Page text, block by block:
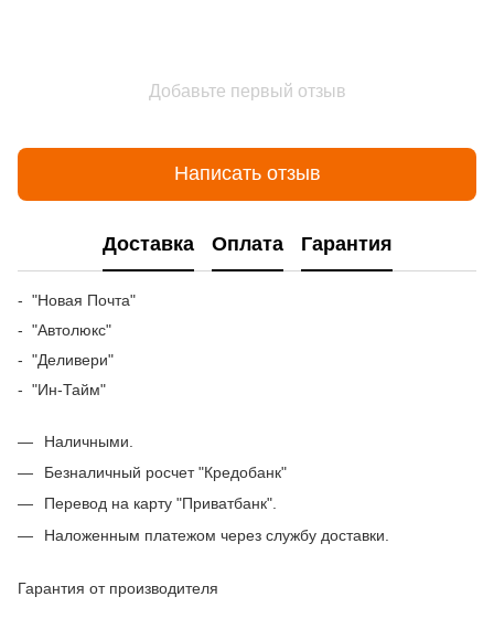
Добавьте первый отзыв
Написать отзыв
Доставка Оплата Гарантия
- "Новая Почта"
- "Автолюкс"
- "Деливери"
- "Ин-Тайм"
Наличными.
Безналичный росчет "Кредобанк"
Перевод на карту "Приватбанк".
Наложенным платежом через службу доставки.
Гарантия от производителя